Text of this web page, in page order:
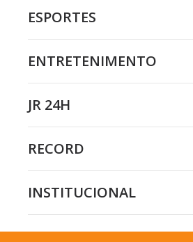
ESPORTES
ENTRETENIMENTO
JR 24H
RECORD
INSTITUCIONAL